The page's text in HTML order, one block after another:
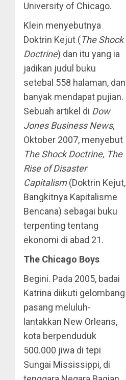
University of Chicago.
Klein menyebutnya
Doktrin Kejut (The Shock
Doctrine) dan itu yang ia
jadikan judul buku
setebal 558 halaman, dan
banyak mendapat pujian.
Sebuah artikel di Dow
Jones Business News,
Oktober 2007, menyebut
The Shock Doctrine, The
Rise of Disaster
Capitalism(Doktrin Kejut,
Bangkitnya Kapitalisme
Bencana) sebagai buku
terpenting tentang
ekonomi di abad 21.
The Chicago Boys
Begini. Pada 2005, badai
Katrina diikuti gelombang
pasang meluluh-
lantakkan New Orleans,
kota berpenduduk
500.000 jiwa di tepi
Sungai Mississippi, di